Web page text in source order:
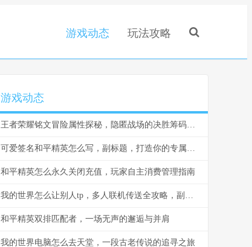
游戏动态 玩法攻略
游戏动态
王者荣耀铭文冒险属性探秘，隐匿战场的决胜筹码，副标题，资深玩家深度解析属性背后的战略价值
可爱签名和平精英怎么写，副标题，打造你的专属萌趣战场印记
和平精英怎么永久关闭充值，玩家自主消费管理指南
我的世界怎么让别人tp，多人联机传送全攻略，副标题，掌握指令与权限轻松实现玩家传送
和平精英双排匹配者，一场无声的邂逅与并肩
我的世界电脑怎么去天堂，一段古老传说的追寻之旅